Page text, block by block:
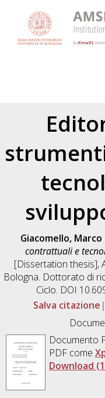
Giacomello, Marco
contrattuali e
[Dissertation thesis],
Bologna. Dottorato di
Ciclo. DOI
Salva citazione
Documento
PDF come
Download